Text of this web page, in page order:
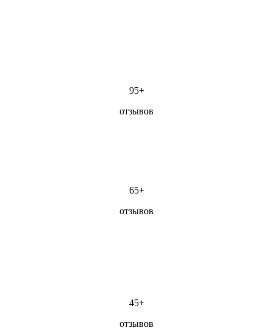
95+
отзывов
65+
отзывов
45+
отзывов